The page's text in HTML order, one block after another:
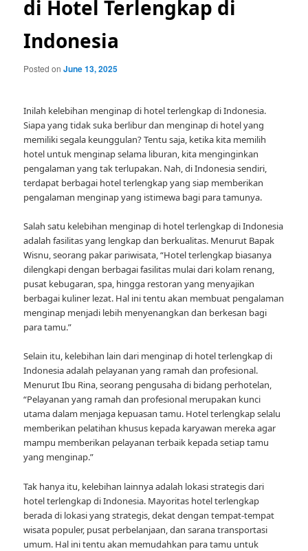
di Hotel Terlengkap di
Indonesia
Posted onJune 13, 2025
Inilah kelebihan menginap di hotel terlengkap di Indonesia.
Siapa yang tidak suka berlibur dan menginap di hotel yang
memiliki segala keunggulan? Tentu saja, ketika kita memilih
hotel untuk menginap selama liburan, kita menginginkan
pengalaman yang tak terlupakan. Nah, di Indonesia sendiri,
terdapat berbagai hotel terlengkap yang siap memberikan
pengalaman menginap yang istimewa bagi para tamunya.
Salah satu kelebihan menginap di hotel terlengkap di Indonesia
adalah fasilitas yang lengkap dan berkualitas. Menurut Bapak
Wisnu, seorang pakar pariwisata, “Hotel terlengkap biasanya
dilengkapi dengan berbagai fasilitas mulai dari kolam renang,
pusat kebugaran, spa, hingga restoran yang menyajikan
berbagai kuliner lezat. Hal ini tentu akan membuat pengalaman
menginap menjadi lebih menyenangkan dan berkesan bagi
para tamu.”
Selain itu, kelebihan lain dari menginap di hotel terlengkap di
Indonesia adalah pelayanan yang ramah dan profesional.
Menurut Ibu Rina, seorang pengusaha di bidang perhotelan,
“Pelayanan yang ramah dan profesional merupakan kunci
utama dalam menjaga kepuasan tamu. Hotel terlengkap selalu
memberikan pelatihan khusus kepada karyawan mereka agar
mampu memberikan pelayanan terbaik kepada setiap tamu
yang menginap.”
Tak hanya itu, kelebihan lainnya adalah lokasi strategis dari
hotel terlengkap di Indonesia. Mayoritas hotel terlengkap
berada di lokasi yang strategis, dekat dengan tempat-tempat
wisata populer, pusat perbelanjaan, dan sarana transportasi
umum. Hal ini tentu akan memudahkan para tamu untuk